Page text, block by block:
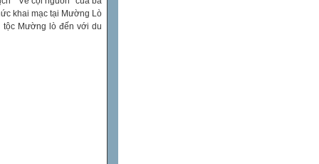
khai mạc tại Mường Lò
tộc Mường lò đến với du